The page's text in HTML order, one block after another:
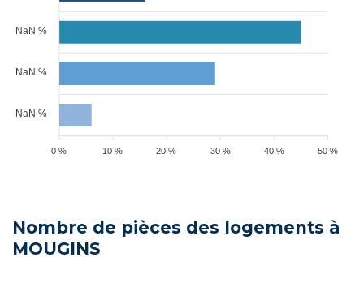
NaN %
NaN %
NaN %
50 %
40 %
30 %
20 %
10 %
0 %
Nombre de pièces des logements à
MOUGINS